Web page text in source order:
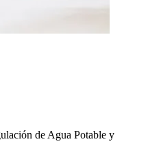
de Agua Potable y